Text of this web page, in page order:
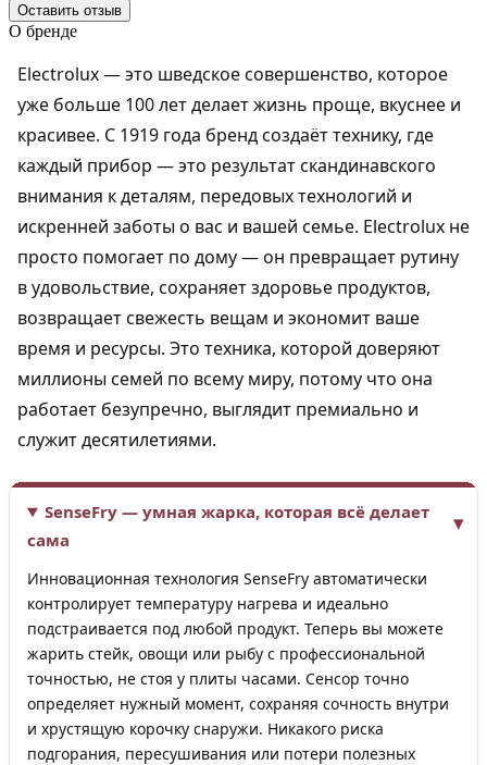
Оставить отзыв
О бренде
Electrolux — это шведское совершенство, которое
уже больше 100 лет делает жизнь проще, вкуснее и
красивее. С 1919 года бренд создаёт технику, где
каждый прибор — это результат скандинавского
внимания к деталям, передовых технологий и
искренней заботы о вас и вашей семье. Electrolux не
просто помогает по дому — он превращает рутину
в удовольствие, сохраняет здоровье продуктов,
возвращает свежесть вещам и экономит ваше
время и ресурсы. Это техника, которой доверяют
миллионы семей по всему миру, потому что она
работает безупречно, выглядит премиально и
служит десятилетиями.
SenseFry — умная жарка, которая всё делает
сама
Инновационная технология SenseFry автоматически
контролирует температуру нагрева и идеально
подстраивается под любой продукт. Теперь вы можете
жарить стейк, овощи или рыбу с профессиональной
точностью, не стоя у плиты часами. Сенсор точно
определяет нужный момент, сохраняя сочность внутри
и хрустящую корочку снаружи. Никакого риска
подгорания, пересушивания или потери полезных